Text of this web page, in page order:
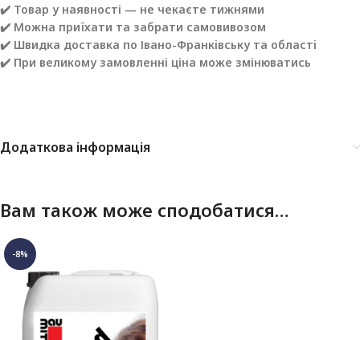
✔️ Товар у наявності — не чекаєте тижнями
✔️ Можна приїхати та забрати самовивозом
✔️ Швидка доставка по Івано-Франківську та області
✔️ При великому замовленні ціна може змінюватись
Додаткова інформація
Вам також може сподобатися…
-8%